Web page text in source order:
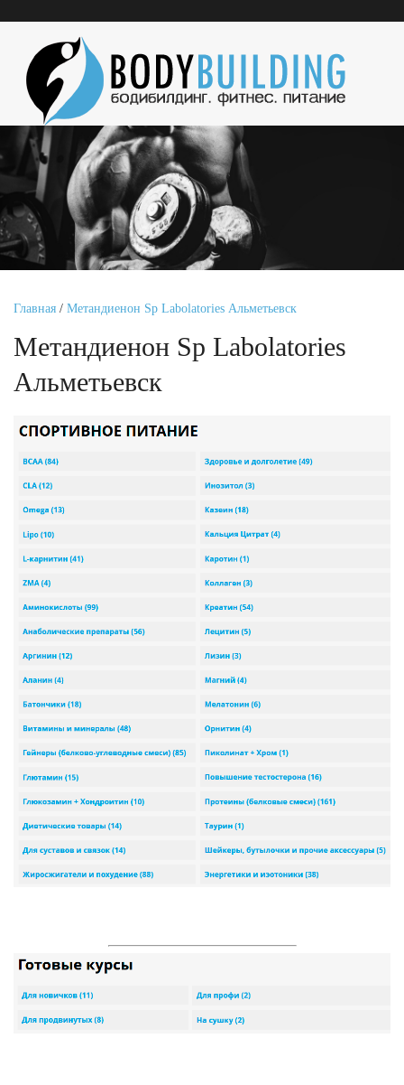
Главная / Метандиенон Sp Labolatories Альметьевск
Метандиенон Sp Labolatories
Альметьевск